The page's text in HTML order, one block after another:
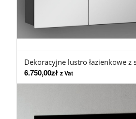
Dekoracyjne lustro łazienkowe z
6.750,00zł z Vat